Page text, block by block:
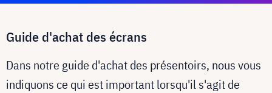
Guide d'achat des écrans
Dans notre guide d'achat des présentoirs, nous vous
indiquons ce qui est important lorsqu'il s'agit de